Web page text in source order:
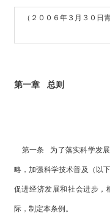
（２００６年３月３０日
第一章 总则
第一条 为了落实科学发展
略，加强科学技术普及（以
促进经济发展和社会进步，
际，制定本条例。